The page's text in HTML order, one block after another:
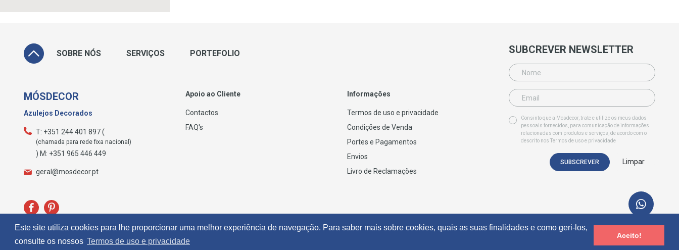
Este site utiliza cookies para lhe proporcionar uma melhor experiência de navegação. Para saber mais sobre cookies, quais as suas finalidades e como geri-los,
consulte os nossos Termos de uso e privacidade
Aceito!
SOBRE NÓS SERVIÇOS PORTEFOLIO
MÓSDECOR
Azulejos Decorados
T: +351 244 401 897 (
(chamada para rede fixa nacional)
) M: +351 965 446 449
geral@mosdecor.pt
Apoio ao Cliente
Contactos
FAQ's
Informações
Termos de uso e privacidade
Condições de Venda
Portes e Pagamentos
Envios
Livro de Reclamações
SUBCREVER NEWSLETTER
Consinto que a Mosdecor, trate e utilize os meus dados
pessoais fornecidos, para comunicação de informações
relacionadas com produtos e serviços, de acordo com o
descrito nos Termos de uso e privacidade
SUBSCREVER Limpar